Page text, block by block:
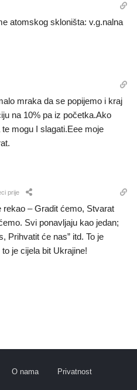
atomskog skloništa: v.g.nalna
mraka da se popijemo i kraj
na 10% pa iz početka.Ako
mogu I slagati.Eee moje
prije
rekao – Gradit ćemo, Stvarat
Svi ponavljaju kao jedan;
Prihvatit će nas” itd. To je
je cijela bit Ukrajine!
O nama Privatnost